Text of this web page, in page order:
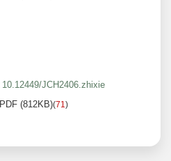
10.12449/JCH2406.zhixie
PDF (812KB)(71)